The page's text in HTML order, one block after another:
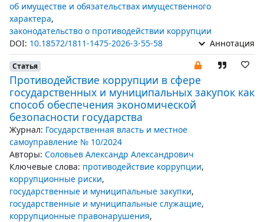
об имуществе и обязательствах имущественного
характера,
законодательство о противодействии коррупции
DOI: 10.18572/1811-1475-2026-3-55-58 Аннотация
Статья
Противодействие коррупции в сфере
государственных и муниципальных закупок как
способ обеспечения экономической
безопасности государства
Журнал: Государственная власть и местное
самоуправление № 10/2024
Авторы: Соловьев Александр Александрович
Ключевые слова: противодействие коррупции,
коррупционные риски,
государственные и муниципальные закупки,
государственные и муниципальные служащие,
коррупционные правонарушения,